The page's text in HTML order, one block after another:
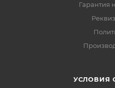
Гарантия
УСЛОВИЯ